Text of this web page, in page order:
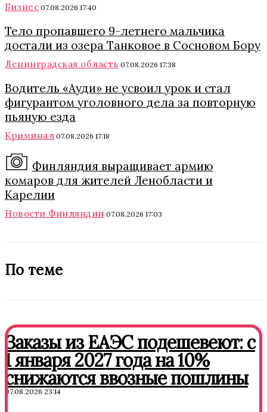
Бизнес 07.08.2026 17:40
Тело пропавшего 9-летнего мальчика
достали из озера Танковое в Сосновом Бору
Ленинградская область 07.08.2026 17:38
Водитель «Ауди» не усвоил урок и стал
фигурантом уголовного дела за повторную
пьяную езда
Криминал 07.08.2026 17:18
Финляндия выращивает армию
комаров для жителей Ленобласти и
Карелии
Новости Финляндии 07.08.2026 17:03
По теме
Заказы из ЕАЭС подешевеют: с
1 января 2027 года на 10%
снижаются ввозные пошлины
07.08.2026 23:14